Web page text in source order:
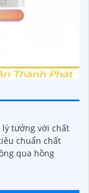
lý tưởng với chất
chuẩn chất